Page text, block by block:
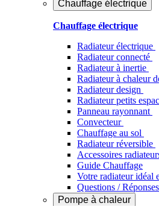
Chauffage électrique
Chauffage électrique
Radiateur électrique
Radiateur connecté
Radiateur à inertie
Radiateur à chaleur
Radiateur design
Radiateur petits
Panneau rayonnant
Convecteur
Chauffage au sol
Radiateur réversible
Accessoires
Guide Chauffage
Votre radiateur idéal
Questions /
Pompe à chaleur